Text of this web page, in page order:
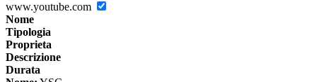
www.youtube.com
Nome
Tipologia
Proprieta
Descrizione
Durata